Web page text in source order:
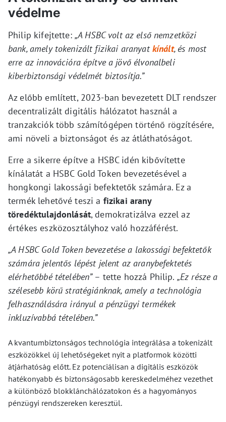
védelme
Philip kifejtette: „A HSBC volt az első nemzetközi
bank, amely tokenizált fizikai aranyatkínált, és most
erre az innovációra építve a jövő élvonalbeli
kiberbiztonsági védelmét biztosítja.”
Az előbb említett, 2023-ban bevezetett DLT rendszer
decentralizált digitális hálózatot használ a
tranzakciók több számítógépen történő rögzítésére,
ami növeli a biztonságot és az átláthatóságot.
Erre a sikerre építve a HSBC idén kibővítette
kínálatát a HSBC Gold Token bevezetésével a
hongkongi lakossági befektetők számára. Ez a
termék lehetővé teszi a fizikai arany
töredéktulajdonlását, demokratizálva ezzel az
értékes eszközosztályhoz való hozzáférést.
„A HSBC Gold Token bevezetése a lakossági befektetők
számára jelentős lépést jelent az aranybefektetés
elérhetőbbé tételében”– tette hozzá Philip. „Ez része a
szélesebb körű stratégiánknak, amely a technológia
felhasználására irányul a pénzügyi termékek
inkluzívabbá tételében.”
A kvantumbiztonságos technológia integrálása a tokenizált
eszközökkel új lehetőségeket nyit a platformok közötti
átjárhatóság előtt. Ez potenciálisan a digitális eszközök
hatékonyabb és biztonságosabb kereskedelméhez vezethet
a különböző blokklánchálózatokon és a hagyományos
pénzügyi rendszereken keresztül.